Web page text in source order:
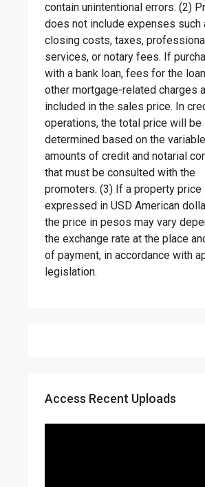
contain unintentional errors. (2)
does not include expenses such
closing costs, taxes,
services, or notary fees. If
with a bank loan, fees for the
other mortgage-related charges
included in the sales price. In
operations, the total price will be
determined based on the variable
amounts of credit and notarial
that must be consulted with the
promoters. (3) If a property price
expressed in USD American
the price in pesos may vary
the exchange rate at the place
of payment, in accordance with
legislation.
Access Recent Uploads